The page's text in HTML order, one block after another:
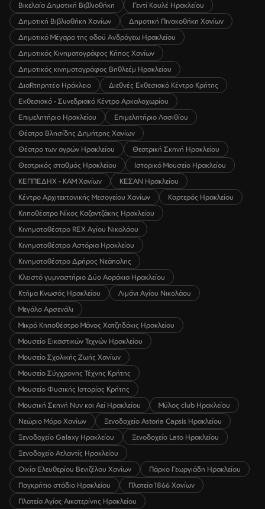
Βικελαία Δημοτική Βιβλιοθήκη
Γεντί Κουλέ Ηρακλείου
Δημοτική Βιβλιοθήκη Χανίων
Δημοτική Πινακοθήκη Χανίων
Δημοτικό Μέγαρο της οδού Ανδρόγεω Ηρακλείου
Δημοτικός Κινηματογράφος Κήπος Χανίων
Δημοτικός κινηματογράφος Βηθλεέμ Ηρακλείου
ΔιαRτηρητέο Ηράκλειο
Διεθνές Εκθεσιακό Κέντρο Κρήτης
Εκθεσιακό - Συνεδριακό Κέντρο Αρκαλοχωρίου
Επιμελητήριο Ηρακλείου
Επιμελητήριο Λασιθίου
Θέατρο Βλησίδης Δημήτρης Χανίων
Θέατρο των αγρών Ηρακλείου
Θεατρική Σκηνή Ηρακλείου
Θεατρικός σταθμός Ηρακλείου
Ιστορικό Μουσείο Ηρακλείου
ΚΕΠΠΕΔΗΧ - ΚΑΜ Χανίων
ΚΕΣΑΝ Ηρακλείου
Κέντρο Αρχιτεκτονικής Μεσογείου Χανίων
Καρτερός Ηρακλείου
Κηποθέατρο Νίκος Καζαντζάκης Ηρακλείου
Κινηματοθέατρο REX Αγίου Νικολάου
Κινηματοθέατρο Αστόρια Ηρακλείου
Κινηματοθέατρο Δρήρος Νεάπολης
Κλειστό γυμναστήριο Δύο Αοράκια Ηρακλείου
Κτήμα Κνωσός Ηρακλείου
Λιμάνι Αγίου Νικολάου
Μεγάλο Αρσενάλι
Μικρό Κηποθέατρο Μάνος Χατζηδάκις Ηρακλείου
Μουσείο Εικαστικών Τεχνών Ηρακλείου
Μουσείο Σχολικής Ζωής Χανίων
Μουσείο Σύγχρονης Τέχνης Κρήτης
Μουσείο Φυσικής Ιστορίας Κρήτης
Μουσική Σκηνή Νυν και Αεί Ηρακλείου
Μύλος club Ηρακλείου
Νεώριο Μόρο Χανίων
Ξενοδοχείο Astoria Capsis Ηρακλείου
Ξενοδοχείο Galaxy Ηρακλείου
Ξενοδοχείο Lato Ηρακλείου
Ξενοδοχείο Ατλαντίς Ηρακλείου
Οικία Ελευθερίου Βενιζέλου Χανίων
Πάρκο Γεωργιάδη Ηρακλείου
Παγκρήτιο στάδιο Ηρακλείου
Πλατεία 1866 Χανίων
Πλατεία Αγίας Αικατερίνης Ηρακλείου